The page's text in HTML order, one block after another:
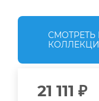
СМОТРЕТЬ
21 111 ₽